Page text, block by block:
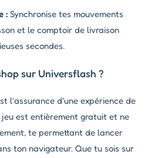
: Synchronise tes mouvements
et le comptoir de livraison
secondes.
sur Universflash ?
l'assurance d'une expérience de
est entièrement gratuit et ne
te permettant de lancer
ton navigateur. Que tu sois sur